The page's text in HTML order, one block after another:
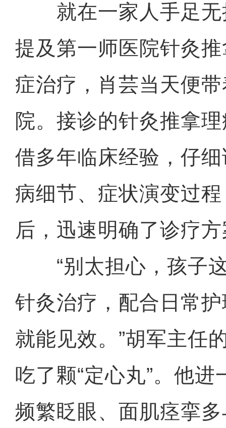
就在一家人手足无
提及第一师医院针灸
症治疗，肖芸当天便
院。接诊的针灸推拿
借多年临床经验，仔
病细节、症状演变过
后，迅速明确了诊疗
“别太担心，孩子这
针灸治疗，配合日常
就能见效。”胡军主任
吃了颗“定心丸”。他
频繁眨眼、面肌痉挛